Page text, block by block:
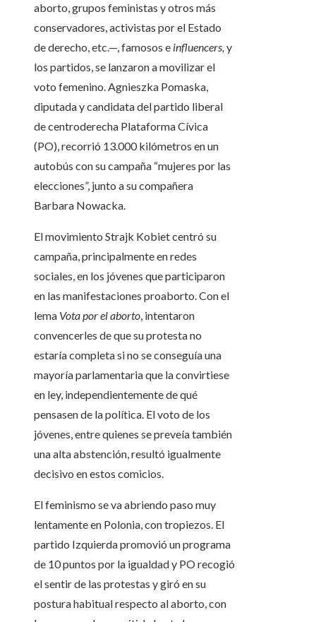
aborto, grupos feministas y otros más
conservadores, activistas por el Estado
de derecho, etc.—, famosos e influencers, y
los partidos, se lanzaron a movilizar el
voto femenino. Agnieszka Pomaska,
diputada y candidata del partido liberal
de centroderecha Plataforma Cívica
(PO), recorrió 13.000 kilómetros en un
autobús con su campaña “mujeres por las
elecciones”, junto a su compañera
Barbara Nowacka.
El movimiento Strajk Kobiet centró su
campaña, principalmente en redes
sociales, en los jóvenes que participaron
en las manifestaciones proaborto. Con el
lema Vota por el aborto, intentaron
convencerles de que su protesta no
estaría completa si no se conseguía una
mayoría parlamentaria que la convirtiese
en ley, independientemente de qué
pensasen de la política. El voto de los
jóvenes, entre quienes se preveía también
una alta abstención, resultó igualmente
decisivo en estos comicios.
El feminismo se va abriendo paso muy
lentamente en Polonia, con tropiezos. El
partido Izquierda promovió un programa
de 10 puntos por la igualdad y PO recogió
el sentir de las protestas y giró en su
postura habitual respecto al aborto, con